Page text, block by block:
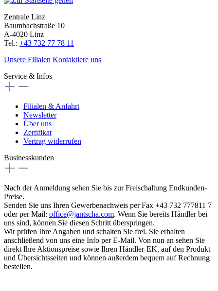
Zentrale Linz
Baumbachstraße 10
A-4020 Linz
Tel.: +43 732 77 78 11
Unsere Filialen Kontaktiere uns
Service & Infos
Filialen & Anfahrt
Newsletter
Über uns
Zertifikat
Vertrag widerrufen
Businesskunden
Nach der Anmeldung sehen Sie bis zur Freischaltung Endkunden-
Preise.
Senden Sie uns Ihren Gewerbenachweis per Fax +43 732 777811 7
oder per Mail: office@jantscha.com. Wenn Sie bereits Händler bei
uns sind, können Sie diesen Schritt überspringen.
Wir prüfen Ihre Angaben und schalten Sie frei. Sie erhalten
anschließend von uns eine Info per E-Mail. Von nun an sehen Sie
direkt Ihre Aktionspreise sowie Ihren Händler-EK, auf den Produkt
und Übersichtsseiten und können außerdem bequem auf Rechnung
bestellen.